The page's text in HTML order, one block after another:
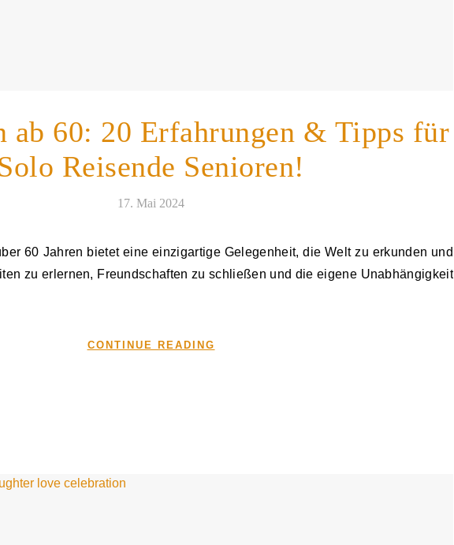
ab 60: 20 Erfahrungen & Tipps für
Reisende Senioren!
17. Mai 2024
zu erlernen, Freundschaften zu schließen und die eigene Unabhängigkeit
CONTINUE READING